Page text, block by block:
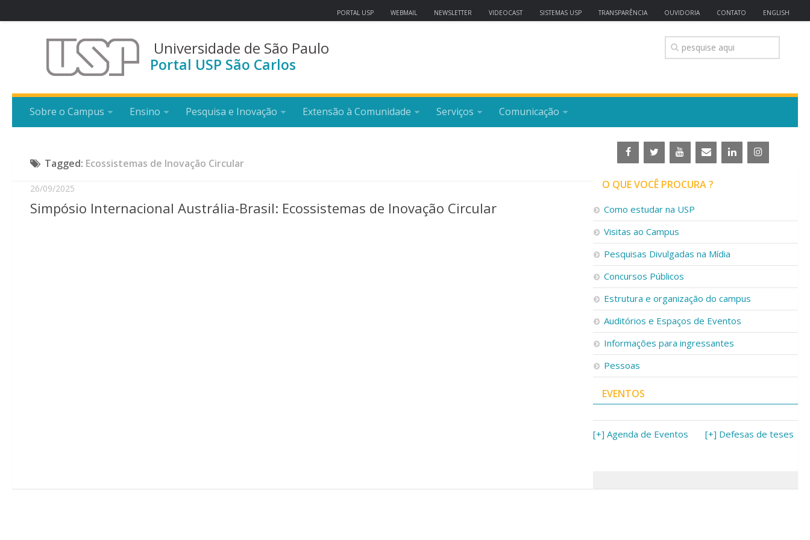
PORTAL USP WEBMAIL NEWSLETTER VIDEOCAST SISTEMAS USP TRANSPARÊNCIA OUVIDORIA CONTATO ENGLISH
Universidade de São Paulo
Portal USP São Carlos
Sobre o Campus Ensino Pesquisa e Inovação Extensão à Comunidade Serviços Comunicação
Tagged: Ecossistemas de Inovação Circular
26/09/2025
Simpósio Internacional Austrália-Brasil: Ecossistemas de Inovação Circular
O QUE VOCÊ PROCURA ?
Como estudar na USP
Visitas ao Campus
Pesquisas Divulgadas na Mídia
Concursos Públicos
Estrutura e organização do campus
Auditórios e Espaços de Eventos
Informações para ingressantes
Pessoas
EVENTOS
[+] Agenda de Eventos [+] Defesas de teses